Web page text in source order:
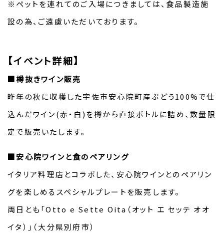
※ペットを連れてのご入場につきましては、食品製造施
設の為、ご遠慮いただいております。
【イベント詳細】
■樽抜きワイン販売
昨年の秋に収穫した宇佐市安心院町産ぶどう100%で仕
込んだワイン(赤・白)を樽から直接ボトルに詰め、数量限
定で販売いたします。
■安心院ワインと食のペアリング
イタリア料理店とコラボした、安心院ワインとのペアリン
グを楽しめるスペシャルプレートを販売します。
両日とも「Otto e Sette Oita（オット エ セッテ オオ
イタ）」（大分県別府市）